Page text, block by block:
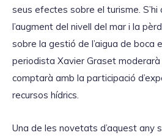
seus efectes sobre el turisme.
l’augment del nivell del mar i la
sobre la gestió de l’aigua de boca
periodista Xavier Graset
comptarà amb la participació
recursos hídrics.
Una de les novetats d’aquest any